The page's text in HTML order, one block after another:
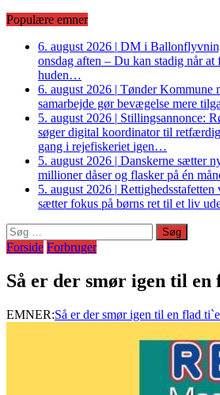
Populære emner
6. august 2026 | DM i
onsdag aften – Du kan stadig når
huden…
6. august 2026 | Tønder Kommune
samarbejde gør bevægelse mere
5. august 2026 | Stillingsannonce:
søger digital koordinator til
gang i rejefiskeriet igen…
5. august 2026 | Danskerne sætter
millioner dåser og flasker på én
5. august 2026 |
sætter fokus på børns ret til et liv
Søg
efter:
Forside Forbruger
Så er der smør igen til
EMNER:Så er der smør igen til en flad